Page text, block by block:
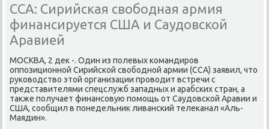
ССА: Сирийская свободная армия
финансируется США и Саудовской
Аравией
МОСКВА, 2 дек -. Один из полевых командиров
оппозиционной Сирийской свободной армии (ССА) заявил, что
руководство этой организации проводит встречи с
представителями спецслужб западных и арабских стран, а
также получает финансовую помощь от Саудовской Аравии и
США, сообщил в понедельник ливанский телеканал «Аль-
Маядин».